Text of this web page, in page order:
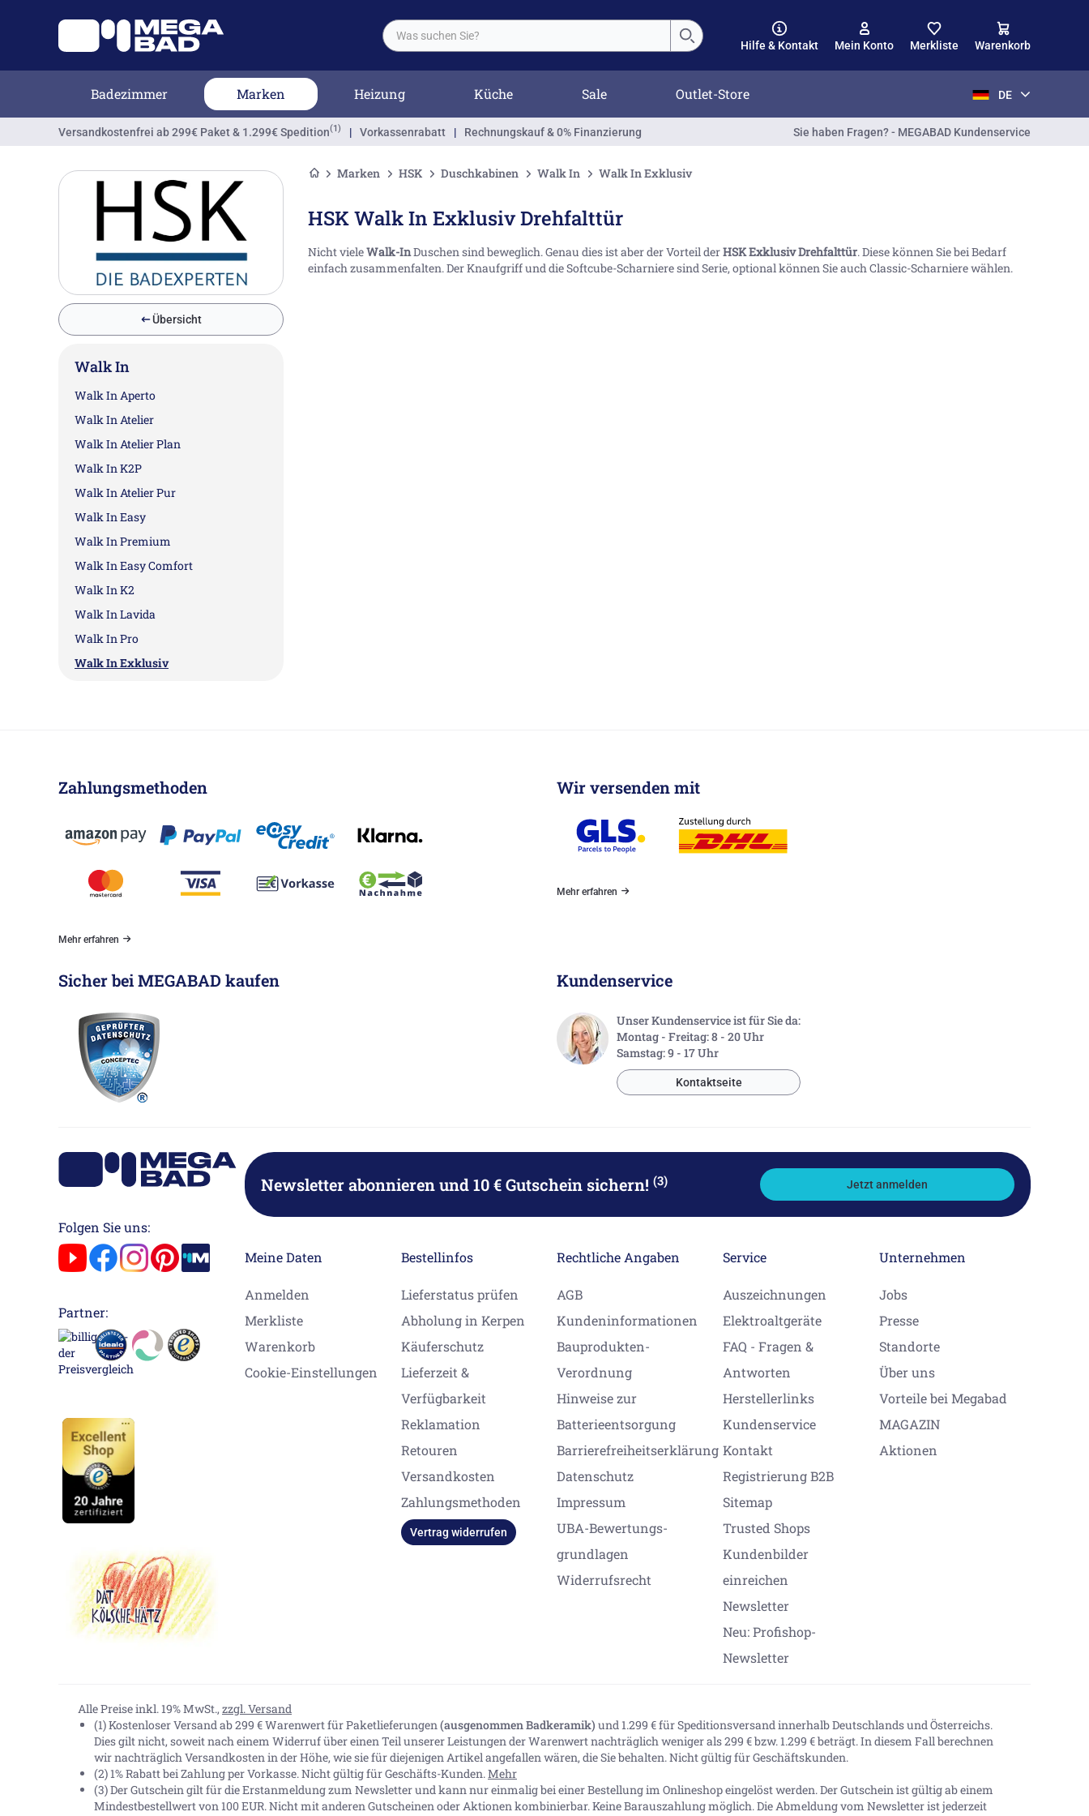
Hilfe & Kontakt Mein Konto Merkliste Warenkorb
Badezimmer Marken Heizung Küche Sale Outlet-Store DE
Versandkostenfrei ab 299€ Paket & 1.299€ Spedition(1) | Vorkassenrabatt | Rechnungskauf & 0% Finanzierung Sie haben Fragen? - MEGABAD Kundenservice
Übersicht
Walk In
Walk In Aperto
Walk In Atelier
Walk In Atelier Plan
Walk In K2P
Walk In Atelier Pur
Walk In Easy
Walk In Premium
Walk In Easy Comfort
Walk In K2
Walk In Lavida
Walk In Pro
Walk In Exklusiv
Marken HSK Duschkabinen Walk In Walk In Exklusiv
HSK Walk In Exklusiv Drehfalttür
Nicht vieleWalk-InDuschen sind beweglich. Genau dies ist aber der Vorteil derHSK Exklusiv Drehfalttür. Diese können Sie bei Bedarf
einfach zusammenfalten. Der Knaufgriff und die Softcube-Scharniere sind Serie, optional können Sie auch Classic-Scharniere wählen.
Zahlungsmethoden
Mehr erfahren
Wir versenden mit
Mehr erfahren
Sicher bei MEGABAD kaufen Kundenservice
Unser Kundenservice ist für Sie da:
Montag - Freitag: 8 - 20 Uhr
Samstag: 9 - 17 Uhr
Kontaktseite
Folgen Sie uns:
Partner:
Newsletter abonnierenund 10 € Gutschein sichern! (3) Jetzt anmelden
Meine Daten
Anmelden
Merkliste
Warenkorb
Cookie-Einstellungen
Bestellinfos
Lieferstatus prüfen
Abholung in Kerpen
Käuferschutz
Lieferzeit &
Verfügbarkeit
Reklamation
Retouren
Versandkosten
Zahlungsmethoden
Vertrag widerrufen
Rechtliche Angaben
AGB
Kundeninformationen
Bauprodukten-
Verordnung
Hinweise zur
Batterieentsorgung
Barrierefreiheitserklärung
Datenschutz
Impressum
UBA-Bewertungs-
grundlagen
Widerrufsrecht
Service
Auszeichnungen
Elektroaltgeräte
FAQ - Fragen &
Antworten
Herstellerlinks
Kundenservice
Kontakt
Registrierung B2B
Sitemap
Trusted Shops
Kundenbilder
einreichen
Newsletter
Neu: Profishop-
Newsletter
Unternehmen
Jobs
Presse
Standorte
Über uns
Vorteile bei Megabad
MAGAZIN
Aktionen
Alle Preise inkl. 19% MwSt., zzgl. Versand
(1) Kostenloser Versand ab 299 € Warenwert für Paketlieferungen(ausgenommen Badkeramik) und 1.299 € für Speditionsversand innerhalb Deutschlands und Österreichs.
Dies gilt nicht, soweit nach einem Widerruf über einen Teil unserer Leistungen der Warenwert nachträglich weniger als 299 € bzw. 1.299 € beträgt. In diesem Fall berechnen
wir nachträglich Versandkosten in der Höhe, wie sie für diejenigen Artikel angefallen wären, die Sie behalten. Nicht gültig für Geschäftskunden.
(2) 1% Rabatt bei Zahlung per Vorkasse. Nicht gültig für Geschäfts-Kunden.Mehr
(3) Der Gutschein gilt für die Erstanmeldung zum Newsletter und kann nur einmalig bei einer Bestellung im Onlineshop eingelöst werden. Der Gutschein ist gültig ab einem
Mindestbestellwert von 100 EUR. Nicht mit anderen Gutscheinen oder Aktionen kombinierbar. Keine Barauszahlung möglich. Die Abmeldung vom Newsletter ist jederzeit